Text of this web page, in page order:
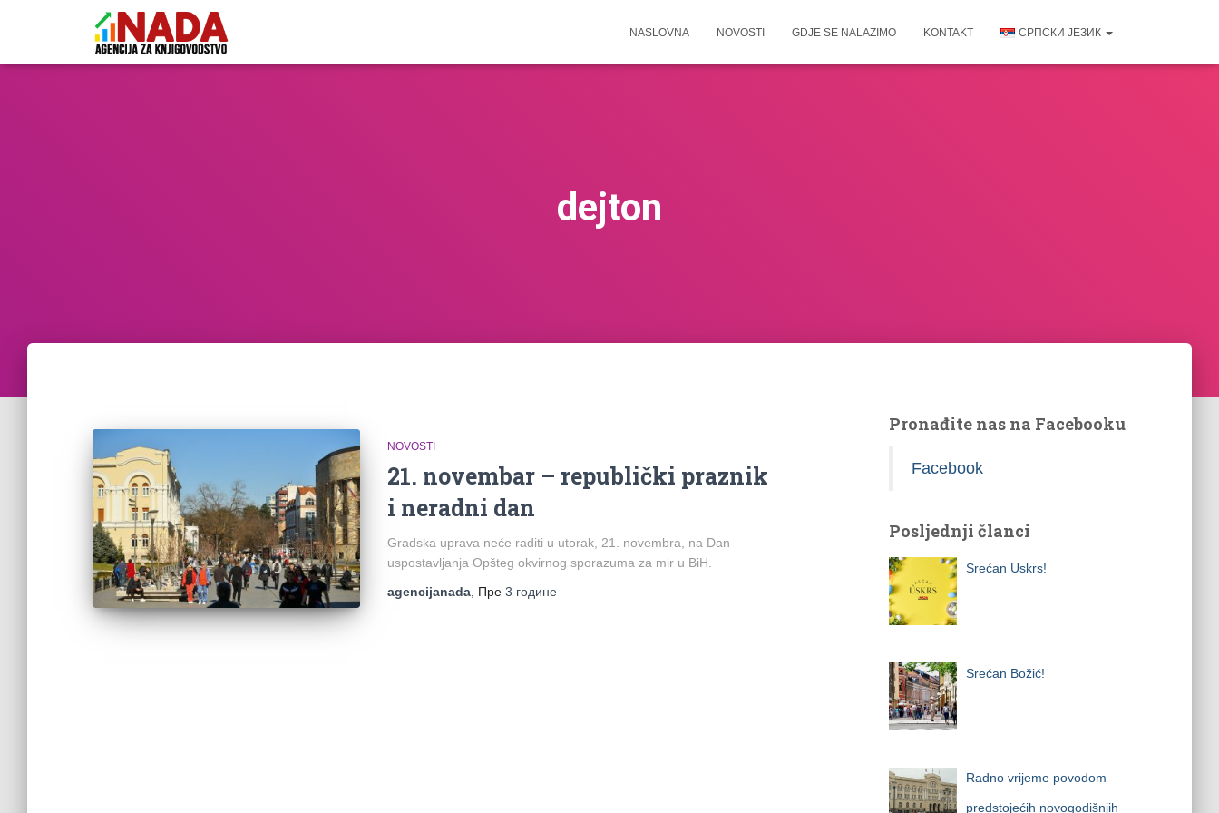
NASLOVNA NOVOSTI GDJE SE NALAZIMO KONTAKT СРПСКИ ЈЕЗИК
dejton
NOVOSTI
21. novembar – republički praznik
i neradni dan
Gradska uprava neće raditi u utorak, 21. novembra, na Dan
uspostavljanja Opšteg okvirnog sporazuma za mir u BiH.
agencijanada , Пре 3 године
Pronađite nas na Facebooku
Facebook
Posljednji članci
Srećan Uskrs!
Srećan Božić!
Radno vrijeme povodom
predstojećih novogodišnjih